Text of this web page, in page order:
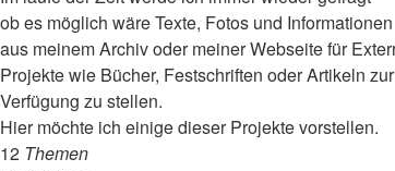
ob es möglich wäre Texte, Fotos und Informationen
aus meinem Archiv oder meiner Webseite für
Projekte wie Bücher, Festschriften oder Artikeln zur
Verfügung zu stellen.
Hier möchte ich einige dieser Projekte vorstellen.
12 Themen